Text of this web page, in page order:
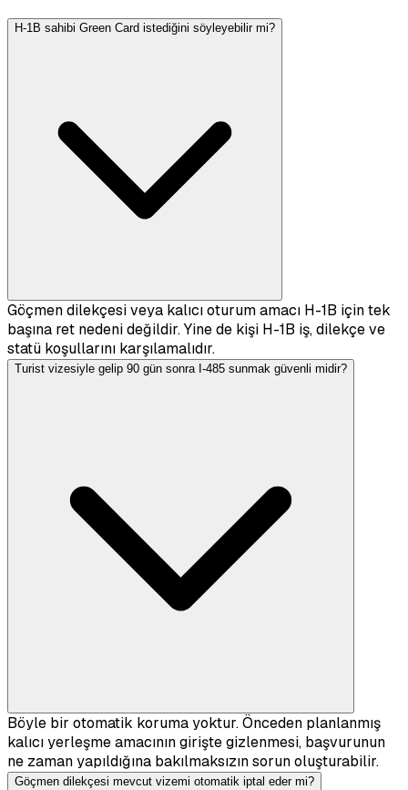
H-1B sahibi Green Card istediğini söyleyebilir mi?
Göçmen dilekçesi veya kalıcı oturum amacı H-1B için tek
başına ret nedeni değildir. Yine de kişi H-1B iş, dilekçe ve
statü koşullarını karşılamalıdır.
Turist vizesiyle gelip 90 gün sonra I-485 sunmak güvenli midir?
Böyle bir otomatik koruma yoktur. Önceden planlanmış
kalıcı yerleşme amacının girişte gizlenmesi, başvurunun
ne zaman yapıldığına bakılmaksızın sorun oluşturabilir.
Göçmen dilekçesi mevcut vizemi otomatik iptal eder mi?